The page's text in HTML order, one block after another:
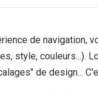
de navigation,
style, couleurs...).
de design...